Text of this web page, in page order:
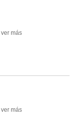
ver más
ver más